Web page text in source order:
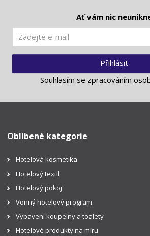
Ať vám nic
Přihlásit
Souhlasím se zpracováním
Oblíbené kategorie
Hotelová kosmetika
Hotelový textil
Hotelový pokoj
Vonný hotelový program
Vybavení koupelny a toalety
Hotelové produkty na míru